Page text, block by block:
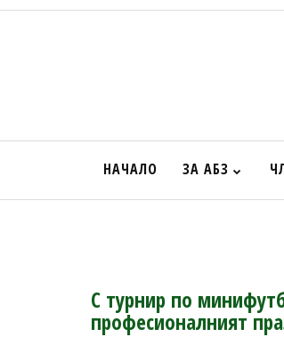
НАЧАЛО ЗА АБЗ
С турнир по
професионалният